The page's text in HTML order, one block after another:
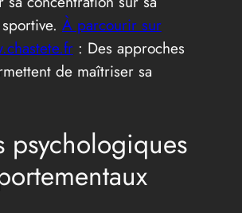
À parcourir sur
: Des approches
de maîtriser sa
psychologiques